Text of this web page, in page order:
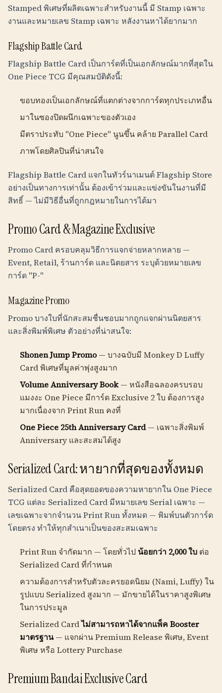
Stamped พิเศษที่ผลิตเฉพาะสำหรับงานนี้ มี Stamp เฉพาะ
งานและหมายเลข Stamp เฉพาะ หลังงานหาได้ยากมาก
Flagship Battle Card
Flagship Battle Card เป็นการ์ดที่เป็นเอกลักษณ์มากที่สุดใน
One Piece TCG มีคุณสมบัติดังนี้:
ขอบทองเป็นเอกลักษณ์ที่แตกต่างจากการ์ดทุกประเภทอื่น
มาในซองปิดผนึกเฉพาะของตัวเอง
มีตราประทับ "One Piece" นูนขึ้น คล้าย Parallel Card
ภาพโดยศิลปินที่น่าสนใจ
Flagship Battle Card แจกในทัวร์นาเมนต์ Flagship Store
อย่างเป็นทางการเท่านั้น ต้องเข้าร่วมและแข่งขันในงานที่มี
สิทธิ์ — ไม่มีวิธีอื่นที่ถูกกฎหมายในการได้มา
Promo Card & Magazine Exclusive
Promo Card ครอบคลุมวิธีการแจกจ่ายหลากหลาย —
Event, Retail, ร้านการ์ด และนิตยสาร ระบุด้วยหมายเลข
การ์ด "P-"
Magazine Promo
Promo บางใบที่นักสะสมชื่นชอบมากถูกแจกผ่านนิตยสาร
และสิ่งพิมพ์พิเศษ ตัวอย่างที่น่าสนใจ:
Shonen Jump Promo— บางฉบับมี Monkey D Luffy
Card พิเศษที่มูลค่าพุ่งสูงมาก
Volume Anniversary Book— หนังสือฉลองครบรอบ
แมงงะ One Piece มีการ์ด Exclusive 2 ใบ ต้องการสูง
มากเนื่องจาก Print Run คงที่
One Piece 25th Anniversary Card— เฉพาะสิ่งพิมพ์
Anniversary และสะสมได้สูง
Serialized Card: หายากที่สุดของทั้งหมด
Serialized Card คือสุดยอดของความหายากใน One Piece
TCG แต่ละ Serialized Card มีหมายเลข Serial เฉพาะ —
เลขเฉพาะจากจำนวน Print Run ทั้งหมด — พิมพ์บนตัวการ์ด
โดยตรง ทำให้ทุกสำเนาเป็นของสะสมเฉพาะ
Print Run จำกัดมาก — โดยทั่วไป น้อยกว่า 2,000 ใบ ต่อ
Serialized Card ที่กำหนด
ความต้องการสำหรับตัวละครยอดนิยม (Nami, Luffy) ใน
รูปแบบ Serialized สูงมาก — มักขายได้ในราคาสูงพิเศษ
ในการประมูล
Serialized Cardไม่สามารถหาได้จากแพ็ค Booster
มาตรฐาน— แจกผ่าน Premium Release พิเศษ, Event
พิเศษ หรือ Lottery Purchase
Premium Bandai Exclusive Card